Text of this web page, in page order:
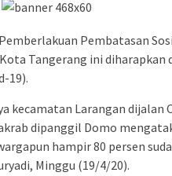
Pembatasan
Tangerang ini
19).
kecamatan Larangan dijalan
dipanggil Domo
hampir 80 persen
Minggu (19/4/20).